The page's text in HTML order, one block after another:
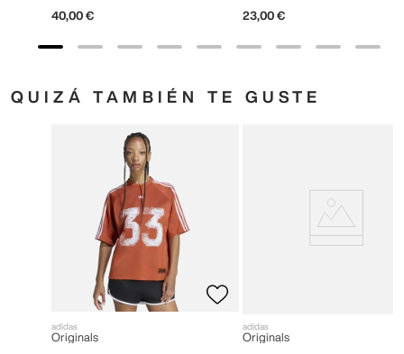
40,00 € 23,00 €
QUIZÁ TAMBIÉN TE GUSTE
adidas
Originals
adidas
Originals